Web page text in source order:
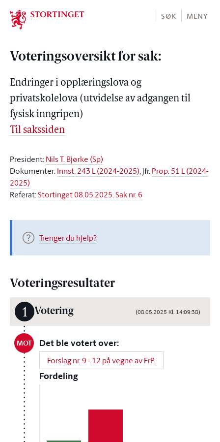
Stortinget.no
SØK MENY
Voteringsoversikt for sak:
Endringer i opplæringslova og
privatskolelova (utvidelse av adgangen til
fysisk inngripen)
Til sakssiden
President:Nils T. Bjørke (Sp)
Dokumenter:Innst. 243 L (2024-2025), jfr.Prop. 51 L (2024-
2025)
Referat:Stortinget 08.05.2025. Sak nr. 6
Trenger du hjelp?
Voteringsresultater
1 Votering (08.05.2025 Kl. 14:09:38)
MOT Det ble votert over:
Forslag nr. 9 - 12 på vegne av FrP.
Fordeling